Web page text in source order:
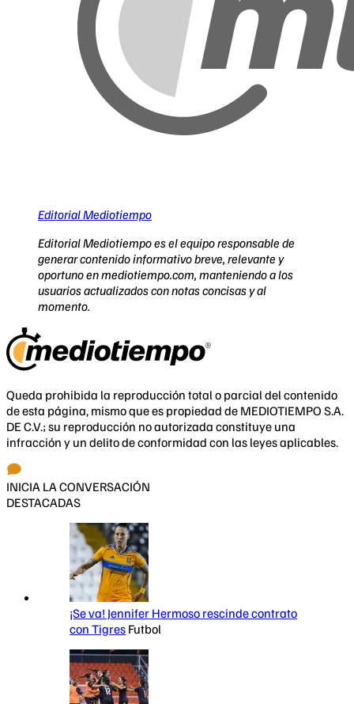
Editorial Mediotiempo
Editorial Mediotiempo es el equipo responsable de
generar contenido informativo breve, relevante y
oportuno en mediotiempo.com, manteniendo a los
usuarios actualizados con notas concisas y al
momento.
Queda prohibida la reproducción total o parcial del contenido
de esta página, mismo que es propiedad de MEDIOTIEMPO S.A.
DE C.V.; su reproducción no autorizada constituye una
infracción y un delito de conformidad con las leyes aplicables.
INICIA LA CONVERSACIÓN
DESTACADAS
¡Se va! Jennifer Hermoso rescinde contrato
con Tigres Futbol